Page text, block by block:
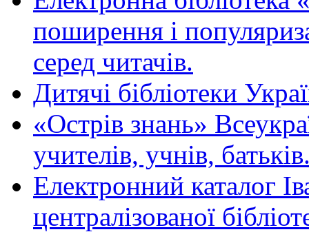
поширення і
серед читачів.
Дитячі бібліотеки
«Острів знань»
учителів, учнів,
Електронний каталог
централізованої